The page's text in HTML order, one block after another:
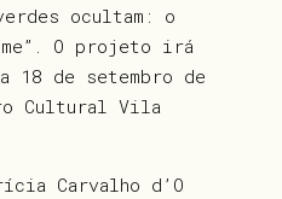
ocultam: o
O projeto irá
18 de setembro de
Cultural Vila
Carvalho d’O